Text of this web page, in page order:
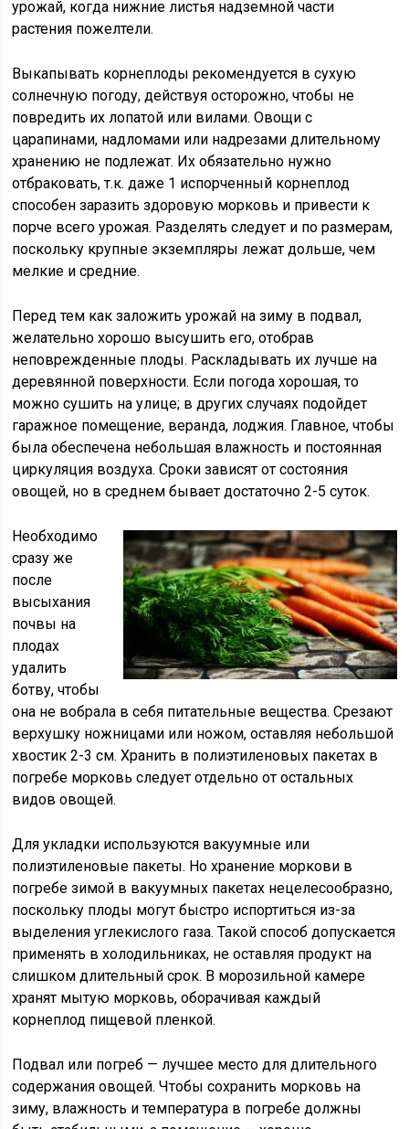
урожай, когда нижние листья надземной части
растения пожелтели.
Выкапывать корнеплоды рекомендуется в сухую
солнечную погоду, действуя осторожно, чтобы не
повредить их лопатой или вилами. Овощи с
царапинами, надломами или надрезами длительному
хранению не подлежат. Их обязательно нужно
отбраковать, т.к. даже 1 испорченный корнеплод
способен заразить здоровую морковь и привести к
порче всего урожая. Разделять следует и по размерам,
поскольку крупные экземпляры лежат дольше, чем
мелкие и средние.
Перед тем как заложить урожай на зиму в подвал,
желательно хорошо высушить его, отобрав
неповрежденные плоды. Раскладывать их лучше на
деревянной поверхности. Если погода хорошая, то
можно сушить на улице; в других случаях подойдет
гаражное помещение, веранда, лоджия. Главное, чтобы
была обеспечена небольшая влажность и постоянная
циркуляция воздуха. Сроки зависят от состояния
овощей, но в среднем бывает достаточно 2-5 суток.
Необходимо
сразу же
после
высыхания
почвы на
плодах
удалить
ботву, чтобы
она не вобрала в себя питательные вещества. Срезают
верхушку ножницами или ножом, оставляя небольшой
хвостик 2-3 см. Хранить в полиэтиленовых пакетах в
погребе морковь следует отдельно от остальных
видов овощей.
Для укладки используются вакуумные или
полиэтиленовые пакеты. Но хранение моркови в
погребе зимой в вакуумных пакетах нецелесообразно,
поскольку плоды могут быстро испортиться из-за
выделения углекислого газа. Такой способ допускается
применять в холодильниках, не оставляя продукт на
слишком длительный срок. В морозильной камере
хранят мытую морковь, оборачивая каждый
корнеплод пищевой пленкой.
Подвал или погреб — лучшее место для длительного
содержания овощей. Чтобы сохранить морковь на
зиму, влажность и температура в погребе должны